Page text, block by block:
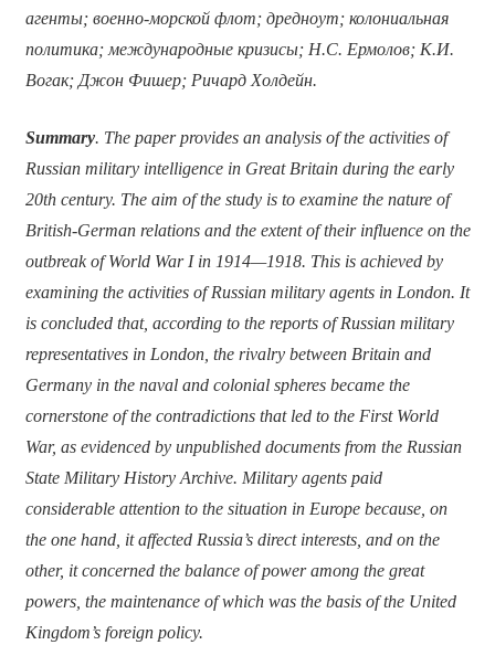
агенты; военно-морской флот; дредноут; колониальная
политика; международные кризисы; Н.С. Ермолов; К.И.
Вогак; Джон Фишер; Ричард Холдейн.
Summary. The paper provides an analysis of the activities of
Russian military intelligence in Great Britain during the early
20th century. The aim of the study is to examine the nature of
British-German relations and the extent of their influence on the
outbreak of World War I in 1914—1918. This is achieved by
examining the activities of Russian military agents in London. It
is concluded that, according to the reports of Russian military
representatives in London, the rivalry between Britain and
Germany in the naval and colonial spheres became the
cornerstone of the contradictions that led to the First World
War, as evidenced by unpublished documents from the Russian
State Military History Archive. Military agents paid
considerable attention to the situation in Europe because, on
the one hand, it affected Russia’s direct interests, and on the
other, it concerned the balance of power among the great
powers, the maintenance of which was the basis of the United
Kingdom’s foreign policy.